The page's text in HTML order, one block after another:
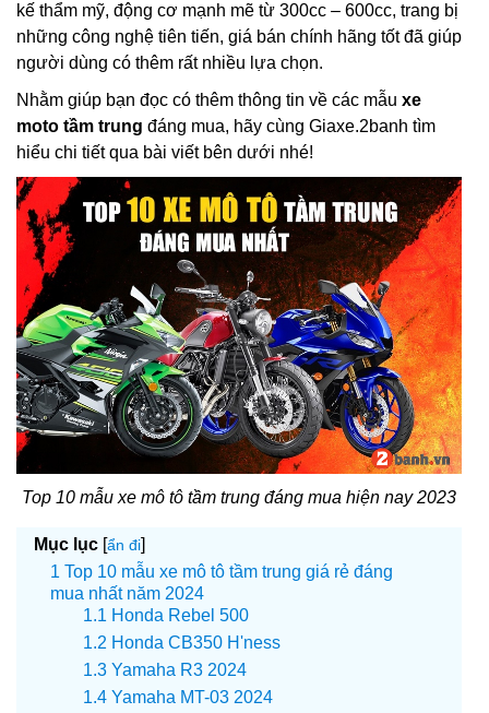
kế thẩm mỹ, động cơ mạnh mẽ từ 300cc – 600cc, trang bị
những công nghệ tiên tiến, giá bán chính hãng tốt đã giúp
người dùng có thêm rất nhiều lựa chọn.
Nhằm giúp bạn đọc có thêm thông tin về các mẫu xe
moto tầm trung đáng mua, hãy cùng Giaxe.2banh tìm
hiểu chi tiết qua bài viết bên dưới nhé!
Top 10 mẫu xe mô tô tầm trung đáng mua hiện nay 2023
Mục lục [ẩn đi]
Top 10 mẫu xe mô tô tầm trung giá rẻ đáng
mua nhất năm 2024
Honda Rebel 500
Honda CB350 H'ness
Yamaha R3 2024
Yamaha MT-03 2024